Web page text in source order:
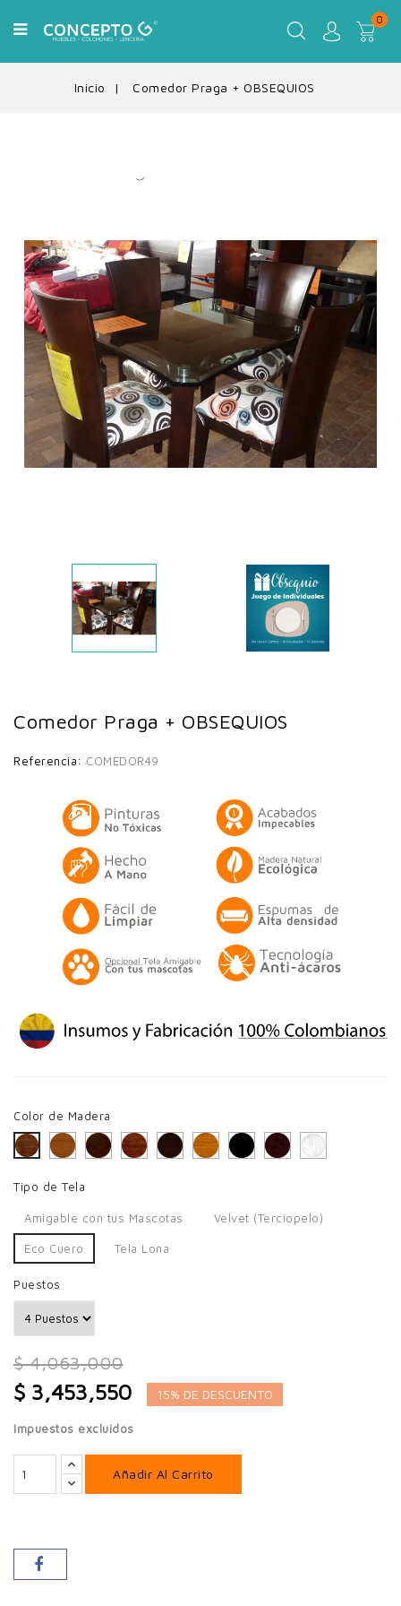
0
Inicio Comedor Praga + OBSEQUIOS
Comedor Praga + OBSEQUIOS
Referencia: COMEDOR49
Color de Madera
AvellanaCarameloCerezo Oscuro
CerezoChocolate
Miel Negro WengueBlanco
Tipo de Tela
Amigable con tus Mascotas Velvet (Terciopelo)
Eco Cuero Tela Lona
Puestos
$ 4,063,000
$ 3,453,550 15% DE DESCUENTO
Impuestos excluidos
Añadir Al Carrito